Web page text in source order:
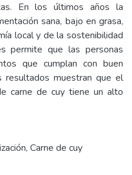
En los últimos años la
sana, bajo en grasa,
local y de la sostenibilidad
permite que las personas
que cumplan con buen
resultados muestran que el
carne de cuy tiene un alto
, Carne de cuy